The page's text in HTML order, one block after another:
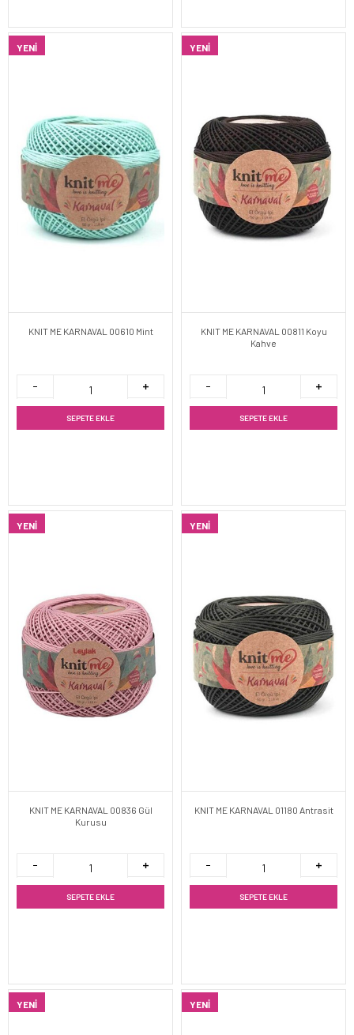
YENI
KNIT ME KARNAVAL 00610 Mint
SEPETE EKLE
YENI
KNIT ME KARNAVAL 00811 Koyu
Kahve
SEPETE EKLE
YENI
KNIT ME KARNAVAL 00836 Gül
Kurusu
SEPETE EKLE
YENI
KNIT ME KARNAVAL 01180 Antrasit
SEPETE EKLE
YENI YENI